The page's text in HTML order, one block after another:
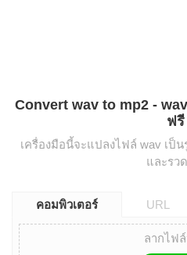
Convert wav to mp2 -
ฟรี
เครื่องมือนี้จะแปลงไฟล์ wav เป็
และรว
คอมพิวเตอร์ URL
ลากไฟ